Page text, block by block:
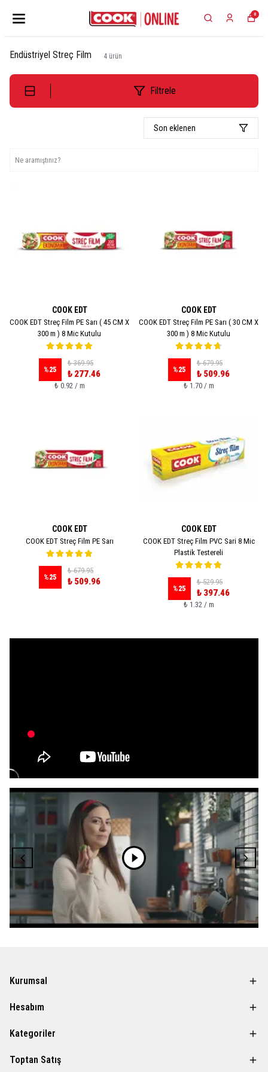
0
Endüstriyel Streç Film 4 ürün
Filtrele
Son eklenen
COOK EDT
COOK EDT Streç Film PE Sarı ( 45 CM X
300 m ) 8 Mic Kutulu
%25
₺ 369.95
₺ 277.46
₺ 0.92 / m
COOK EDT
COOK EDT Streç Film PE Sarı ( 30 CM X
300 m ) 8 Mic Kutulu
%25
₺ 679.95
₺ 509.96
₺ 1.70 / m
COOK EDT
COOK EDT Streç Film PE Sarı
%25
₺ 679.95
₺ 509.96
COOK EDT
COOK EDT Streç Film PVC Sari 8 Mic
Plastik Testereli
%25
₺ 529.95
₺ 397.46
₺ 1.32 / m
Kurumsal
Hesabım
Kategoriler
Toptan Satış